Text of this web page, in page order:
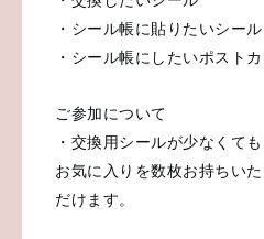
・シール帳に貼りたいシール
・シール帳にしたいポストカ
ご参加について
・交換用シールが少なくて
お気に入りを数枚お持ちい
だけます。